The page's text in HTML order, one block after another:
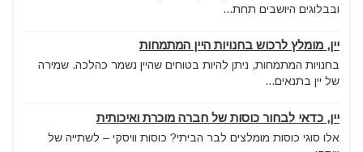
ובבלוגים היושבים תחת...
יין, מומלץ לרכוש בחנויות היין המתמחות
בחנויות המתמחות, ניתן להיות בטוחים שהיין נשמר כהלכה. שמירה
של יין בתנאים...
יין, כדאי לבחור כוסות של חברה מוכרת ואיכותית
אלו סוגי כוסות מומלצים לבר הביתי? כוסות וויסקי – לשתייה של